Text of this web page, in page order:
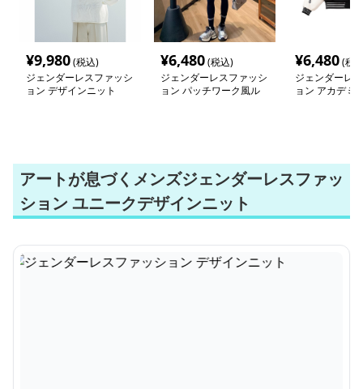
¥9,980(税込)
ジェンダーレスファッシ
ョン デザインニット
¥6,480(税込)
ジェンダーレスファッシ
ョン パッチワーク風ル
¥6,480(税
ジェンダーレ
ョン アカデミ
アートが息づくメンズジェンダーレスファッ
ション ユニークデザインニット